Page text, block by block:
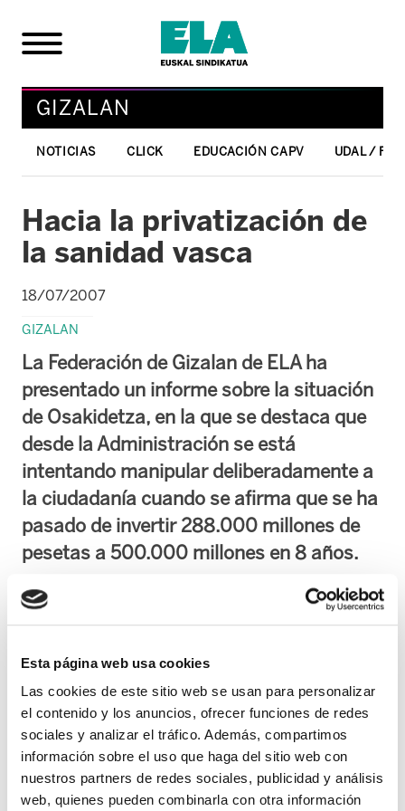
Esta página web usa cookies
Las cookies de este sitio web se usan para personalizar
el contenido y los anuncios, ofrecer funciones de redes
sociales y analizar el tráfico. Además, compartimos
información sobre el uso que haga del sitio web con
nuestros partners de redes sociales, publicidad y análisis
web, quienes pueden combinarla con otra información
GIZALAN
NOTICIAS CLICK EDUCACIÓN CAPV UDAL /
Hacia la privatización de
la sanidad vasca
18/07/2007
GIZALAN
La Federación de Gizalan de ELA ha
presentado un informe sobre la situación
de Osakidetza, en la que se destaca que
desde la Administración se está
intentando manipular deliberadamente a
la ciudadanía cuando se afirma que se ha
pasado de invertir 288.000 millones de
pesetas a 500.000 millones en 8 años.
Según ELA no existe un incremento real de las inversiones en Osakidetza, ya que
comparando el gasto en relación al PIB (que mide la proporción actualizada de la
inversiones en lo público disminuyen o permanecen estables. En cuanto al gasto
sanitario por habitante, Osakidetza defiende que éste es mayor que en el estado
español, mientras se oculta que en la Unión Europea, el gasto del estado español
es el tercero por la cola, y el de la CAPV, el cuarto. Lo cierto es que la media de la
UE destina 595€ más por habitante, al gasto sanitario.